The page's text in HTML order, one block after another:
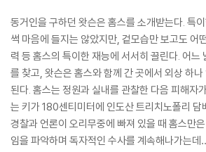
동거인을 구하던 왓슨은 홈스를 소개받는다. 특
썩 마음에 들지는 않았지만, 겉모습만 보고도 어
력 등 홈스의 특이한 재능에 서서히 끌린다. 어느
를 찾고, 왓슨은 홈스와 함께 간 곳에서 외상 하나
된다. 홈스는 정원과 실내를 관찰한 다음 피해자
는 키가 180센티미터에 인도산 트리치노폴리 담
경찰과 언론이 오리무중에 빠져 있을 때 홈스만
임을 파악하며 독자적인 수사를 계속해나가는